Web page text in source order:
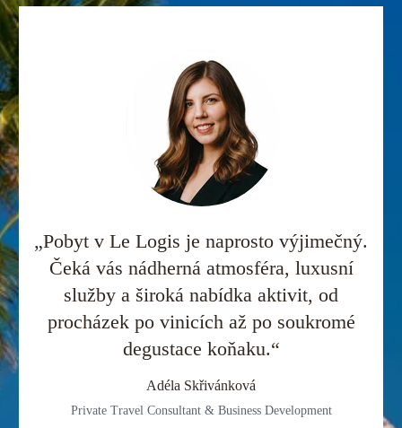
„Pobyt v Le Logis je naprosto výjimečný.
Čeká vás nádherná atmosféra, luxusní
služby a široká nabídka aktivit, od
procházek po vinicích až po soukromé
degustace koňaku.“
Adéla Skřivánková
Private Travel Consultant & Business Development